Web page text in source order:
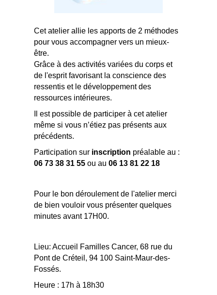
Cet atelier allie les apports de 2 méthodes
pour vous accompagner vers un mieux-
être.
Grâce à des activités variées du corps et
de l'esprit favorisant la conscience des
ressentis et le développement des
ressources intérieures.
Il est possible de participer à cet atelier
même si vous n’étiez pas présents aux
précédents.
Participation sur inscription préalable au :
06 73 38 31 55 ou au 06 13 81 22 18
Pour le bon déroulement de l'atelier merci
de bien vouloir vous présenter quelques
minutes avant 17H00.
Lieu: Accueil Familles Cancer, 68 rue du
Pont de Créteil, 94 100 Saint-Maur-des-
Fossés.
Heure : 17h à 18h30